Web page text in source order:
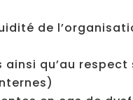
de
qu’au